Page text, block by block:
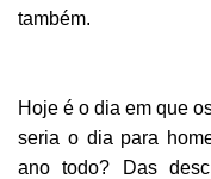
também.
Hoje é o dia em que
seria o dia para
ano todo? Das